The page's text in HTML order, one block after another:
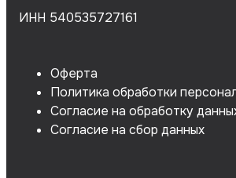
ИНН 540535727161
Оферта
Политика обработки
Согласие на обработку
Согласие на сбор данных